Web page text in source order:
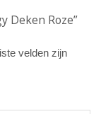
Deken Roze”
velden zijn